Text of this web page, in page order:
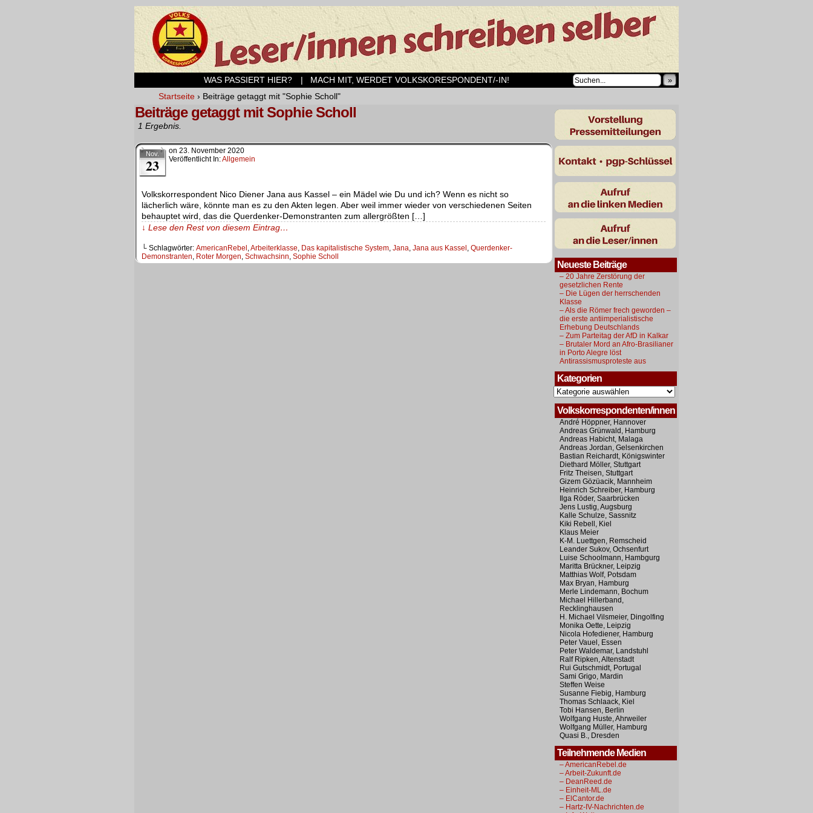
WAS PASSIERT HIER? | MACH MIT, WERDET VOLKSKORESPONDENT/-IN! »
Startseite › Beiträge getaggt mit "Sophie Scholl"
Beiträge getaggt mit Sophie Scholl
1 Ergebnis.
Nov.
23
on 23. November 2020
Veröffentlicht In:Allgemein
Volkskorrespondent Nico Diener Jana aus Kassel – ein Mädel wie Du und ich? Wenn es nicht so
lächerlich wäre, könnte man es zu den Akten legen. Aber weil immer wieder von verschiedenen Seiten
behauptet wird, das die Querdenker-Demonstranten zum allergrößten […]
↓ Lese den Rest von diesem Eintrag…
└ Schlagwörter: AmericanRebel ,Arbeiterklasse, Das kapitalistische System, Jana, Jana aus Kassel , Querdenker-
Demonstranten, Roter Morgen, Schwachsinn, Sophie Scholl
Neueste Beiträge
– 20 Jahre Zerstörung der
gesetzlichen Rente
– Die Lügen der herrschenden
Klasse
– Als die Römer frech geworden –
die erste antiimperialistische
Erhebung Deutschlands
– Zum Parteitag der AfD in Kalkar
– Brutaler Mord an Afro-Brasilianer
in Porto Alegre löst
Antirassismusproteste aus
Kategorien
Kategorien
Volkskorrespondenten/innen
André Höppner, Hannover
Andreas Grünwald, Hamburg
Andreas Habicht, Malaga
Andreas Jordan, Gelsenkirchen
Bastian Reichardt, Königswinter
Diethard Möller, Stuttgart
Fritz Theisen, Stuttgart
Gizem Gözüacik, Mannheim
Heinrich Schreiber, Hamburg
Ilga Röder, Saarbrücken
Jens Lustig, Augsburg
Kalle Schulze, Sassnitz
Kiki Rebell, Kiel
Klaus Meier
K-M. Luettgen, Remscheid
Leander Sukov, Ochsenfurt
Luise Schoolmann, Hambgurg
Maritta Brückner, Leipzig
Matthias Wolf, Potsdam
Max Bryan, Hamburg
Merle Lindemann, Bochum
Michael Hillerband,
Recklinghausen
H. Michael Vilsmeier, Dingolfing
Monika Oette, Leipzig
Nicola Hofediener, Hamburg
Peter Vauel, Essen
Peter Waldemar, Landstuhl
Ralf Ripken, Altenstadt
Rui Gutschmidt, Portugal
Sami Grigo, Mardin
Steffen Weise
Susanne Fiebig, Hamburg
Thomas Schlaack, Kiel
Tobi Hansen, Berlin
Wolfgang Huste, Ahrweiler
Wolfgang Müller, Hamburg
Quasi B., Dresden
Teilnehmende Medien
– AmericanRebel.de
– Arbeit-Zukunft.de
– DeanReed.de
– Einheit-ML.de
– ElCantor.de
– Hartz-IV-Nachrichten.de